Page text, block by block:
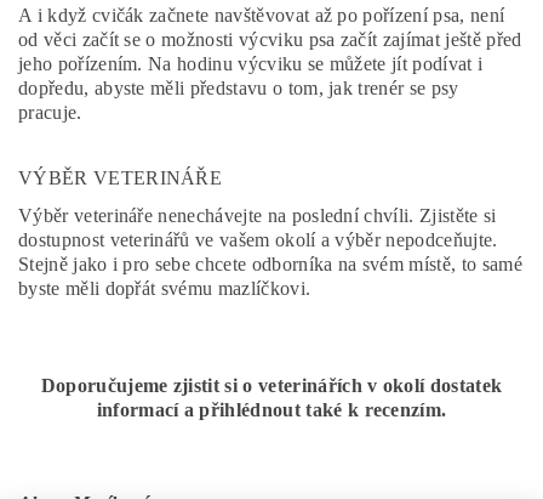
A i když cvičák začnete navštěvovat až po pořízení psa, není
od věci začít se o možnosti výcviku psa začít zajímat ještě před
jeho pořízením. Na hodinu výcviku se můžete jít podívat i
dopředu, abyste měli představu o tom, jak trenér se psy
pracuje.
VÝBĚR VETERINÁŘE
Výběr veterináře nenechávejte na poslední chvíli. Zjistěte si
dostupnost veterinářů ve vašem okolí a výběr nepodceňujte.
Stejně jako i pro sebe chcete odborníka na svém místě, to samé
byste měli dopřát svému mazlíčkovi.
Doporučujeme zjistit si o veterinářích v okolí dostatek
informací a přihlédnout také k recenzím.